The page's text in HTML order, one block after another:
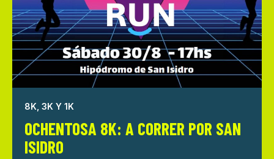
8K, 3K Y 1K
OCHENTOSA 8K: A CORRER POR SAN
ISIDRO